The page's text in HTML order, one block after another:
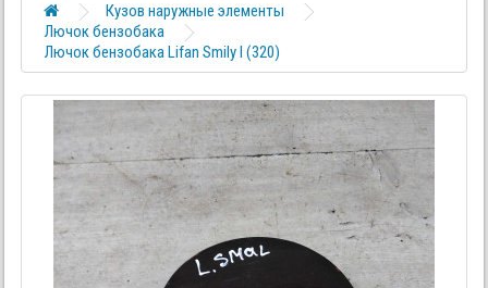
Кузов наружные элементы
Лючок бензобака
Лючок бензобака Lifan Smily I (320)